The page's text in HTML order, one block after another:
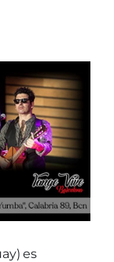
es